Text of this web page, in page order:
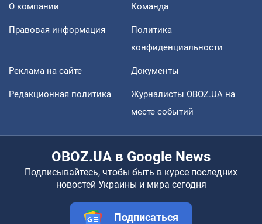
О компании Команда
Правовая информация
Политика
конфиденциальности
Реклама на сайте Документы
Редакционная политика
Журналисты OBOZ.UA на
месте событий
OBOZ.UA в Google News
Подписывайтесь, чтобы быть в курсе последних
новостей Украины и мира сегодня
Подписаться